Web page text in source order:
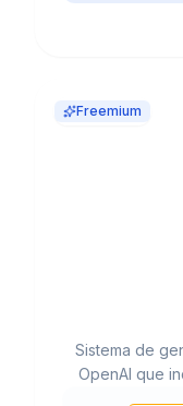
Freemium
Sistema de
OpenAI que